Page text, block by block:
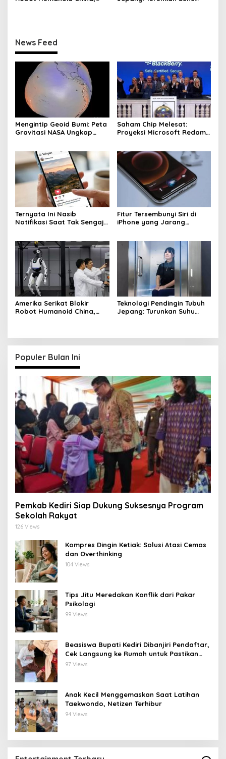
News Feed
Mengintip Geoid Bumi: Peta
Gravitasi NASA Ungkap
Saham Chip Melesat:
Proyeksi Microsoft Redam
Ternyata Ini Nasib
Notifikasi Saat Tak Sengaja
Fitur Tersembunyi Siri di
iPhone yang Jarang
Amerika Serikat Blokir
Robot Humanoid China,
Teknologi Pendingin Tubuh
Jepang: Turunkan Suhu
Populer Bulan Ini
Pemkab Kediri Siap Dukung Suksesnya Program
Sekolah Rakyat
126 Views
Kompres Dingin Ketiak: Solusi Atasi Cemas
dan Overthinking
104 Views
Tips Jitu Meredakan Konflik dari Pakar
Psikologi
99 Views
Beasiswa Bupati Kediri Dibanjiri Pendaftar,
Cek Langsung ke Rumah untuk Pastikan
Tepat Sasaran
97 Views
Anak Kecil Menggemaskan Saat Latihan
Taekwondo, Netizen Terhibur
94 Views